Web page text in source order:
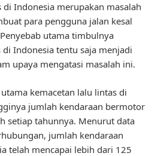
di Indonesia merupakan masalah
para pengguna jalan kesal
utama timbulnya
Indonesia tentu saja menjadi
upaya mengatasi masalah ini.
kemacetan lalu lintas di
jumlah kendaraan bermotor
setiap tahunnya. Menurut data
jumlah kendaraan
telah mencapai lebih dari 125